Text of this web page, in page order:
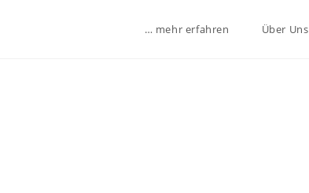
… mehr erfahren Über Uns